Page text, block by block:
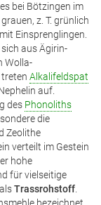
bei Bötzingen im
z. T. grünlich
mit Einsprenglingen.
aus Ägirin-
Wolla­
Alkalifeldspat
auf.
des Phonoliths
die
Zeolithe
verteilt im Gestein
hohe
für vielseitige
Trassrohstoff.